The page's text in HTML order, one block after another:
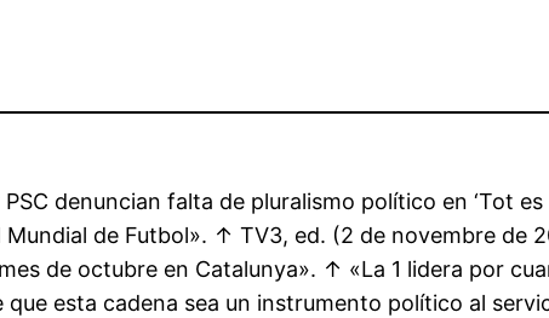
denuncian falta de pluralismo político en ‘Tot
de Futbol». ↑ TV3, ed. (2 de novembre de
de octubre en Catalunya». ↑ «La 1 lidera por
esta cadena sea un instrumento político al